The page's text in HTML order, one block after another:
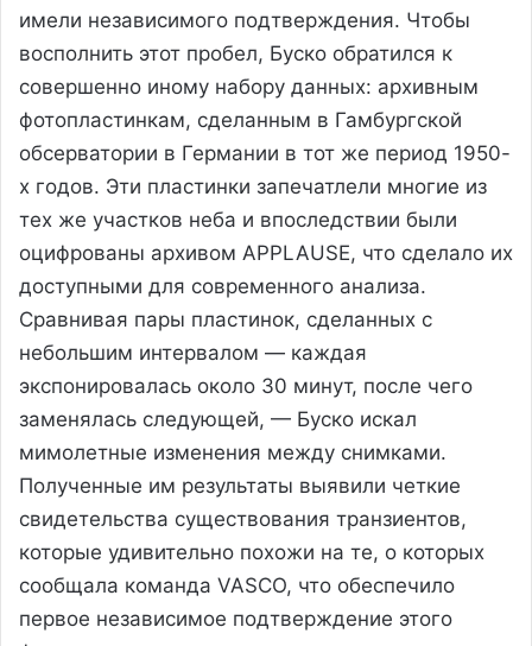
имели независимого подтверждения. Чтобы
восполнить этот пробел, Буско обратился к
совершенно иному набору данных: архивным
фотопластинкам, сделанным в Гамбургской
обсерватории в Германии в тот же период 1950-
х годов. Эти пластинки запечатлели многие из
тех же участков неба и впоследствии были
оцифрованы архивом APPLAUSE, что сделало их
доступными для современного анализа.
Сравнивая пары пластинок, сделанных с
небольшим интервалом — каждая
экспонировалась около 30 минут, после чего
заменялась следующей, — Буско искал
мимолетные изменения между снимками.
Полученные им результаты выявили четкие
свидетельства существования транзиентов,
которые удивительно похожи на те, о которых
сообщала команда VASCO, что обеспечило
первое независимое подтверждение этого